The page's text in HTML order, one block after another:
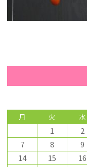
月 火 水
1 2
7
8 9
14
15 16